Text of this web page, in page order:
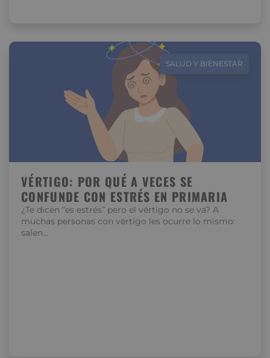
SALUD Y BIENESTAR
VÉRTIGO: POR QUÉ A VECES SE
CONFUNDE CON ESTRÉS EN PRIMARIA
¿Te dicen “es estrés” pero el vértigo no se va? A
muchas personas con vértigo les ocurre lo mismo:
salen…